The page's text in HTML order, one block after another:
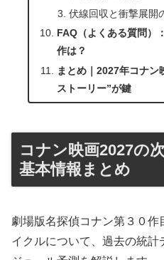
伏線回収と衝撃展開
FAQ（よくある質問）
作は？
まとめ｜2027年コナン
ストーリー”が鍵
コナン映画2027の
基本情報まとめ
劇場版名探偵コナン第３０
イクルについて、過去の統